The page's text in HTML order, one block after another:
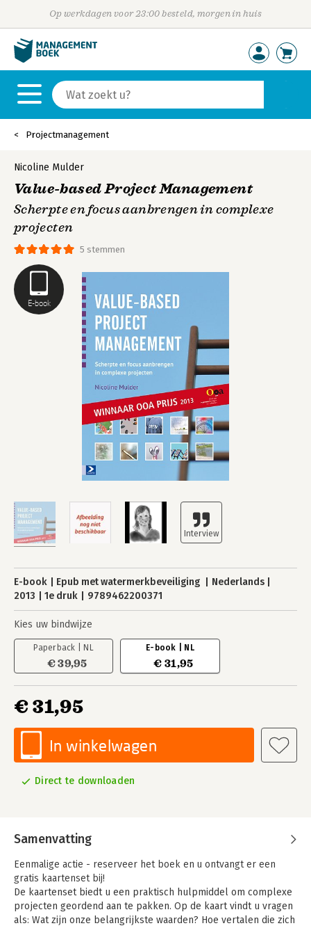
Op werkdagen voor 23:00 besteld, morgen in huis
Projectmanagement
E-book
5 stemmen
Nicoline Mulder
Value-based Project Management
Scherpte en focus aanbrengen in complexe
projecten
E-book Epub met watermerkbeveiliging
Nederlands
2013
1e druk 9789462200371
Kies uw bindwijze
Paperback | NL
€ 39,95
E-book | NL
€ 31,95
€ 31,95
In winkelwagen
Direct te downloaden
Samenvatting
Eenmalige actie - reserveer het boek en u ontvangt er een
gratis kaartenset bij!
De kaartenset biedt u een praktisch hulpmiddel om complexe
projecten geordend aan te pakken. Op de kaart vindt u vragen
als: Wat zijn onze belangrijkste waarden? Hoe vertalen die zich